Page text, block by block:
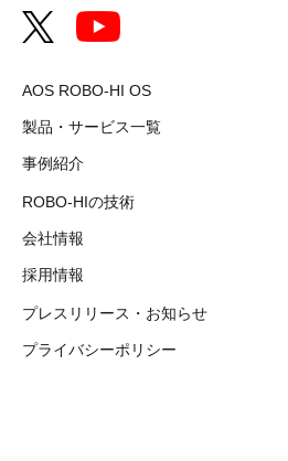
AOS ROBO-HI OS
製品・サービス一覧
事例紹介
ROBO-HIの技術
会社情報
採用情報
プレスリリース・お知らせ
プライバシーポリシー